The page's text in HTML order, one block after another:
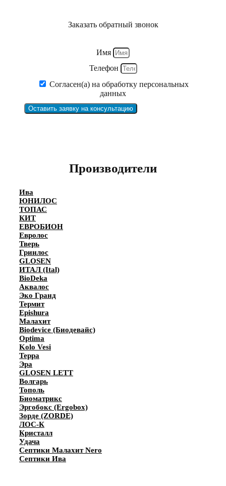
Заказать обратный звонок
Имя
Телефон
Согласен(а) на обработку персональных
данных
Оставить заявку на консультацию
Производители
Ива
ЮНИЛОС
ТОПАС
КИТ
ЕВРОБИОН
Евролос
Тверь
Гринлос
GLOSEN
ИТАЛ (Ital)
BioDeka
Аквалос
Эко Гранд
Термит
Epishura
Малахит
Biodevice (Биодевайс)
Optima
Kolo Vesi
Терра
Эра
GLOSEN LETT
Волгарь
Тополь
Биоматрикс
Эргобокс (Ergobox)
Зорде (ZORDE)
ЛОС-К
Кристалл
Удача
Септики Малахит Nero
Септики Ива